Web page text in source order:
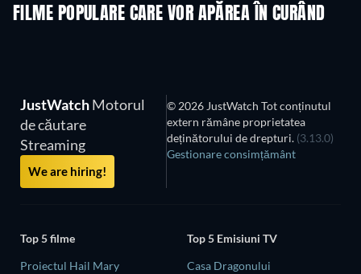
FILME POPULARE CARE VOR APĂREA ÎN CURÂND
JustWatchMotorul
de căutare
Streaming
We are hiring!
© 2026 JustWatch Tot conținutul
extern rămâne proprietatea
deținătorului de drepturi. (3.13.0)
Gestionare consimțământ
Top 5 filme
Proiectul Hail Mary
Top 5 Emisiuni TV
Casa Dragonului